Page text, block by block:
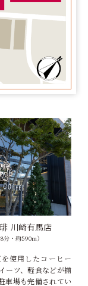
川崎有馬店
8分・約590m）
使用したコーヒー
ーツ、軽食などが揃
車場も完備されてい